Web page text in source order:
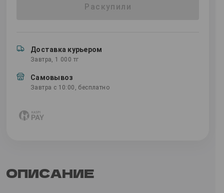
Раскупили
Доставка курьером
Завтра, 1 000 тг
Самовывоз
Завтра с 10:00, бесплатно
ОПИСАНИЕ